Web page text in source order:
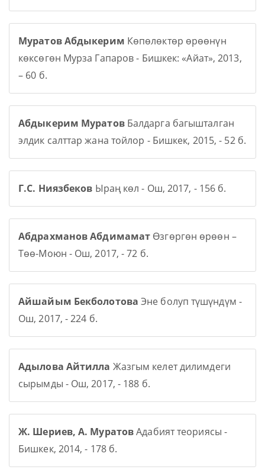
Муратов Абдыкерим Көпөлөктөр өрөөнүн
көксөгөн Мурза Гапаров - Бишкек: «Айат», 2013,
– 60 б.
Абдыкерим МуратовБалдарга багышталган
элдик салттар жана тойлор - Бишкек, 2015, - 52 б.
Г.С. Ниязбеков Ыраң көл - Ош, 2017, - 156 б.
Абдрахманов Абдимамат Өзгөргөн өрөөн –
Төө-Моюн - Ош, 2017, - 72 б.
Айшайым Бекболотова Эне болуп түшүндүм -
Ош, 2017, - 224 б.
Адылова Айтилла Жазгым келет дилимдеги
сырымды - Ош, 2017, - 188 б.
Ж. Шериев, А. МуратовАдабият теориясы -
Бишкек, 2014, - 178 б.